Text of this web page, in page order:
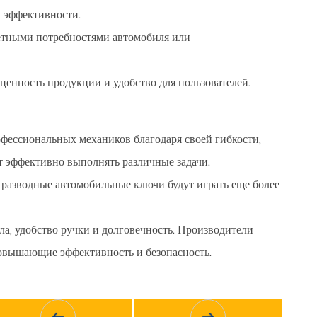
потребностями автомобиля или
продукции и удобство для пользователей.
механиков благодаря своей гибкости,
выполнять различные задачи.
автомобильные ключи будут играть еще более
удобство ручки и долговечность. Производители
эффективность и безопасность.